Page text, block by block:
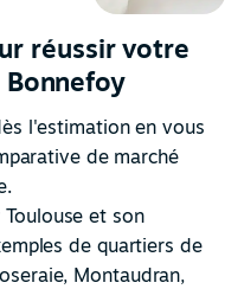
réussir votre
l'estimation en vous
de marché
et son
de quartiers de
Montaudran,